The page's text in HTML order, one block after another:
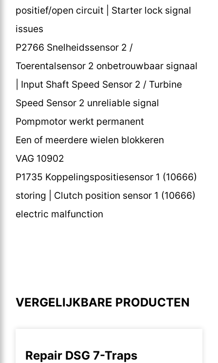
positief/open circuit | Starter lock signal
issues
P2766 Snelheidssensor 2 /
Toerentalsensor 2 onbetrouwbaar signaal
| Input Shaft Speed Sensor 2 / Turbine
Speed Sensor 2 unreliable signal
Pompmotor werkt permanent
Een of meerdere wielen blokkeren
VAG 10902
P1735 Koppelingspositiesensor 1 (10666)
storing | Clutch position sensor 1 (10666)
electric malfunction
VERGELIJKBARE PRODUCTEN
Repair DSG 7-Traps